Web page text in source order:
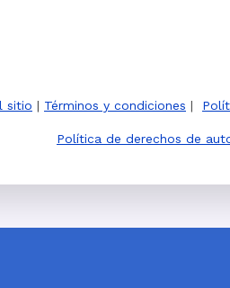
sitio | Términos y condiciones |
Política de derechos de